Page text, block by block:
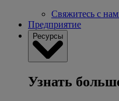
Свяжитесь с
Предприятие
Ресурсы
Узнать